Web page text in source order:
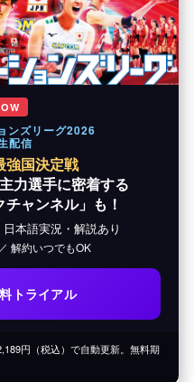
ンズリーグ2026
配信
強国決定戦
力選手に密着する
チャンネル」も！
本語実況・解説あり
解約いつでもOK
トライアル
円（税込）で自動更新。無料期